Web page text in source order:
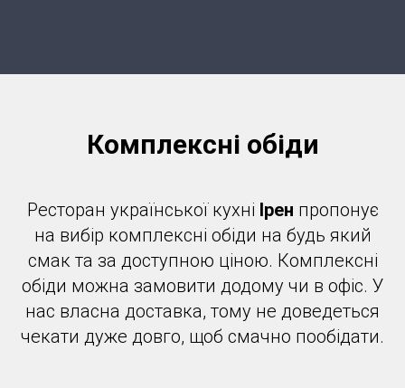
Комплексні обіди
Ресторан української кухні Ірен пропонує
на вибір комплексні обіди на будь який
смак та за доступною ціною. Комплексні
обіди можна замовити додому чи в офіс. У
нас власна доставка, тому не доведеться
чекати дуже довго, щоб смачно пообідати.